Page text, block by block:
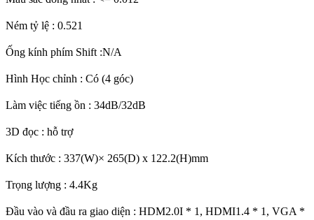
Ném tỷ lệ : 0.521
Ống kính phím Shift :N/A
Hình Học chỉnh : Có (4 góc)
Làm việc tiếng ồn : 34dB/32dB
3D đọc : hỗ trợ
Kích thước : 337(W)× 265(D) x 122.2(H)mm
Trọng lượng : 4.4Kg
Đầu vào và đầu ra giao diện : HDM2.0I * 1, HDMI1.4 * 1, VGA *